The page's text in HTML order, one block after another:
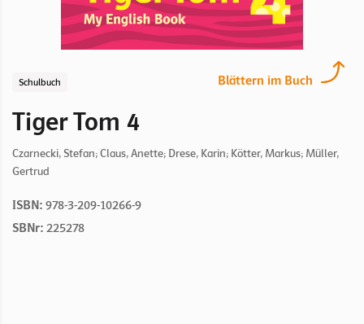
Blättern im Buch
Schulbuch
Tiger Tom 4
Czarnecki, Stefan; Claus, Anette; Drese, Karin; Kötter, Markus; Müller,
Gertrud
ISBN: 978-3-209-10266-9
SBNr: 225278